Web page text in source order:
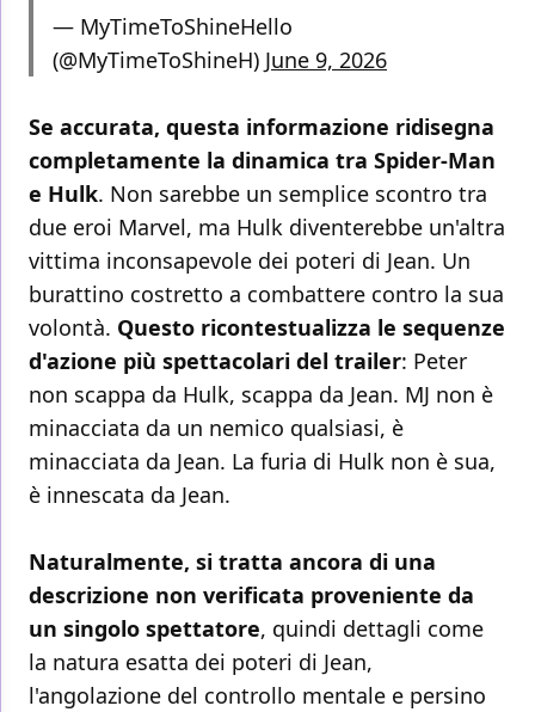
— MyTimeToShineHello
(@MyTimeToShineH) June 9, 2026
Se accurata, questa informazione ridisegna
completamente la dinamica tra Spider-Man
e Hulk. Non sarebbe un semplice scontro tra
due eroi Marvel, ma Hulk diventerebbe un'altra
vittima inconsapevole dei poteri di Jean. Un
burattino costretto a combattere contro la sua
volontà. Questo ricontestualizza le sequenze
d'azione più spettacolari del trailer: Peter
non scappa da Hulk, scappa da Jean. MJ non è
minacciata da un nemico qualsiasi, è
minacciata da Jean. La furia di Hulk non è sua,
è innescata da Jean.
Naturalmente, si tratta ancora di una
descrizione non verificata proveniente da
un singolo spettatore, quindi dettagli come
la natura esatta dei poteri di Jean,
l'angolazione del controllo mentale e persino